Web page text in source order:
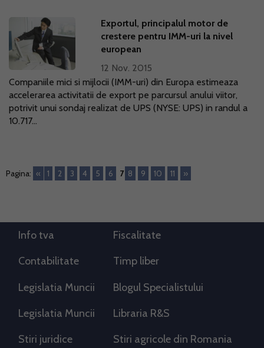
Exportul, principalul motor de
crestere pentru IMM-uri la nivel
european
12 Nov. 2015
Companiile mici si mijlocii (IMM-uri) din Europa estimeaza
accelerarea activitatii de export pe parcursul anului viitor,
potrivit unui sondaj realizat de UPS (NYSE: UPS) in randul a
10.717...
Pagina: « 1 2 3 4 5 6 7 8 9 10 11 »
Info tva Fiscalitate
Contabilitate Timp liber
Legislatia Muncii Blogul Specialistului
Legislatia Muncii Libraria R&S
Stiri juridice Stiri agricole din Romania